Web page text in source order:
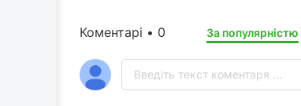
Коментарі • 0 За популярністю